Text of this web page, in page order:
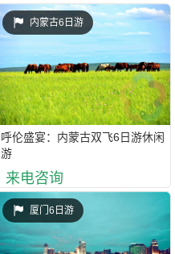
内蒙古6日游
呼伦盛宴：内蒙古双飞6日游休闲
游
来电咨询
厦门6日游